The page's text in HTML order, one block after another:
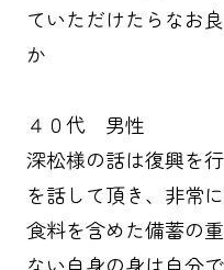
ていただけたらなお
か
４０代 男性
深松様の話は復興を
を話して頂き、非常
食料を含めた備蓄の